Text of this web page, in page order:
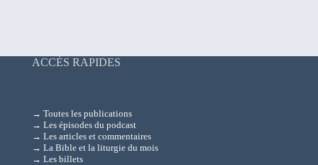
ACCÈS RAPIDES
→ Toutes les publications
→ Les épisodes du podcast
→ Les articles et commentaires
→ La Bible et la liturgie du mois
→ Les billets